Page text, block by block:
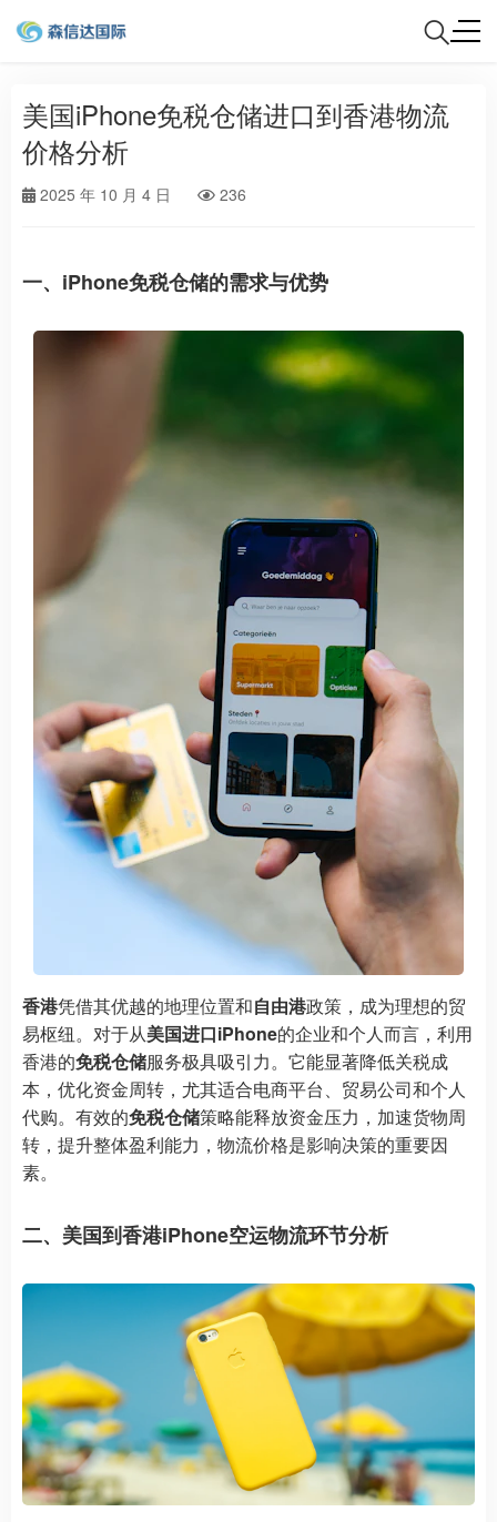
美国iPhone免税仓储进口到香港物流
价格分析
2025 年 10 月 4 日 236
一、iPhone免税仓储的需求与优势
香港凭借其优越的地理位置和自由港政策，成为理想的贸
易枢纽。对于从美国进口iPhone的企业和个人而言，利用
香港的免税仓储服务极具吸引力。它能显著降低关税成
本，优化资金周转，尤其适合电商平台、贸易公司和个人
代购。有效的免税仓储策略能释放资金压力，加速货物周
转，提升整体盈利能力，物流价格是影响决策的重要因
素。
二、美国到香港iPhone空运物流环节分析